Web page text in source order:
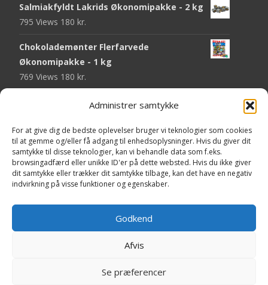
Administrer samtykke
For at give dig de bedste oplevelser bruger vi teknologier som cookies
til at gemme og/eller få adgang til enhedsoplysninger. Hvis du giver dit
samtykke til disse teknologier, kan vi behandle data som f.eks.
browsingadfærd eller unikke ID'er på dette websted. Hvis du ikke giver
dit samtykke eller trækker dit samtykke tilbage, kan det have en negativ
indvirkning på visse funktioner og egenskaber.
Godkend
Afvis
Se præferencer
Salmiakfyldt Lakrids Økonomipakke - 2 kg
795 Views 180 kr.
Chokolademønter Flerfarvede
Økonomipakke - 1 kg
769 Views 180 kr.
Malaco Stjerner Lakrids - 92 gram
Pringles Hot & Spicy - 165 gram
745 Views40 kr.
Fini Krudttønder Tyggegummi
, Themei-craftby TemplatesNext.